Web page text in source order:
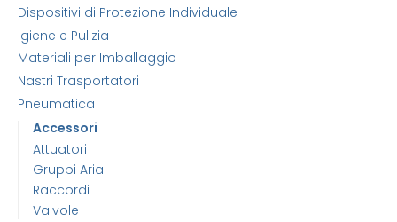
Dispositivi di Protezione Individuale
Igiene e Pulizia
Materiali per Imballaggio
Nastri Trasportatori
Pneumatica
Accessori
Attuatori
Gruppi Aria
Raccordi
Valvole